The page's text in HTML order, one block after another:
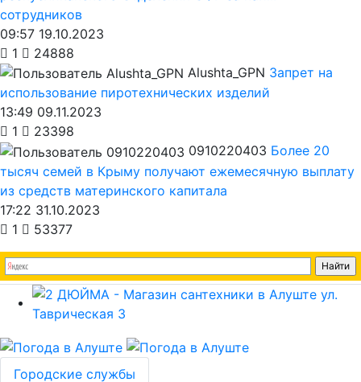
сотрудников
09:57 19.10.2023
1
24888
Alushta_GPN Запрет на
использование пиротехнических изделий
13:49 09.11.2023
1
23398
0910220403 Более 20
тысяч семей в Крыму получают ежемесячную выплату
из средств материнского капитала
17:22 31.10.2023
1
53377
Городские службы